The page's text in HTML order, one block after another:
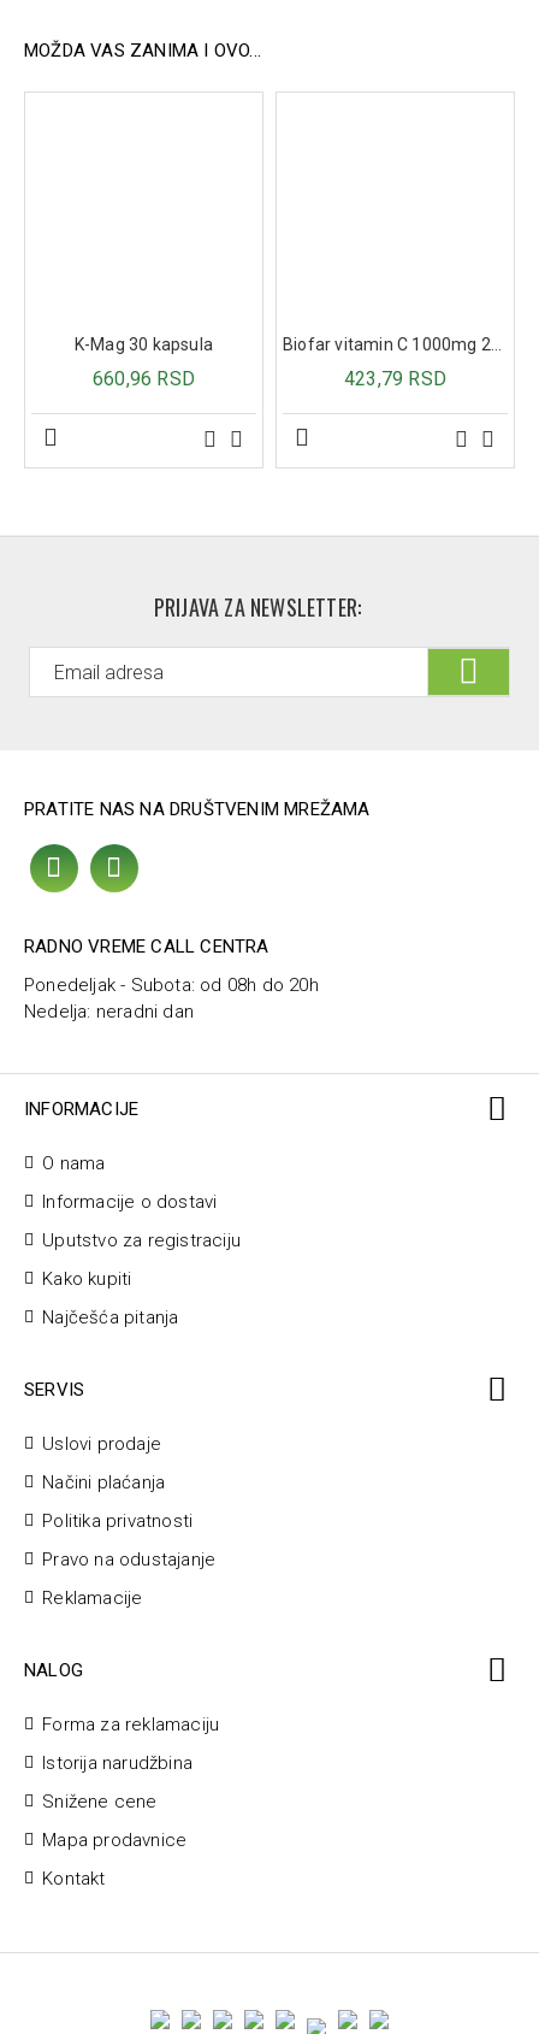
Blagom masažom nanesite tanak sloj
Ruzmarin
Arnika
MOŽDA VAS ZANIMA I OVO...
K-Mag 30 kapsula
660,96 RSD 423,79 RSD
PRIJAVA ZA NEWSLETTER:
PRATITE NAS NA DRUŠTVENIM MREŽAMA
RADNO VREME CALL CENTRA
Ponedeljak - Subota: od 08h do 20h
Nedelja: neradni dan
INFORMACIJE
O nama
Informacije o dostavi
Uputstvo za registraciju
Kako kupiti
Najčešća pitanja
SERVIS
Uslovi prodaje
Načini plaćanja
Politika privatnosti
Pravo na odustajanje
Reklamacije
NALOG
Forma za reklamaciju
Istorija narudžbina
Snižene cene
Mapa prodavnice
Kontakt